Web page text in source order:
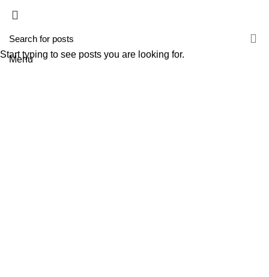
Menu
Start typing to see posts you are looking for.